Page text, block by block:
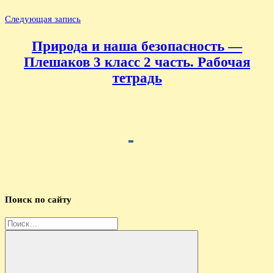
Следующая запись
Природа и наша безопасность —
Плешаков 3 класс 2 часть. Рабочая
тетрадь
Поиск по сайту
Найти: